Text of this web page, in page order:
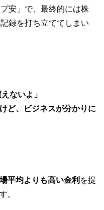
安」で、最終的には株
録を打ち立ててしまい
ないよ」
ど、ビジネスが分かりに
平均よりも高い金利 を提
。